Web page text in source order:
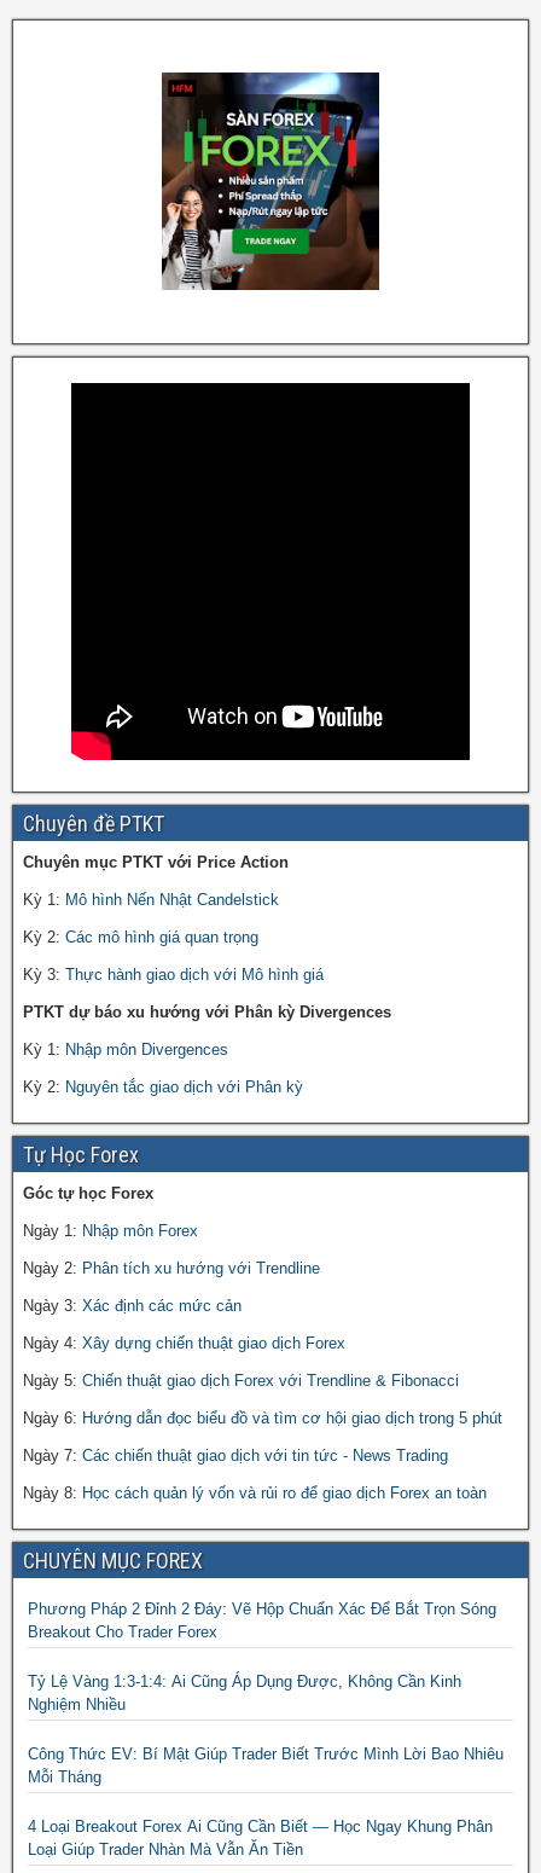
Chuyên đề PTKT
Chuyên mục PTKT với Price Action
Kỳ 1: Mô hình Nến Nhật Candelstick
Kỳ 2: Các mô hình giá quan trọng
Kỳ 3: Thực hành giao dịch với Mô hình giá
PTKT dự báo xu hướng với Phân kỳ Divergences
Kỳ 1: Nhập môn Divergences
Kỳ 2: Nguyên tắc giao dịch với Phân kỳ
Tự Học Forex
Góc tự học Forex
Ngày 1: Nhập môn Forex
Ngày 2: Phân tích xu hướng với Trendline
Ngày 3: Xác định các mức cản
Ngày 4: Xây dựng chiến thuật giao dịch Forex
Ngày 5: Chiến thuật giao dịch Forex với Trendline & Fibonacci
Ngày 6: Hướng dẫn đọc biểu đồ và tìm cơ hội giao dịch trong 5 phút
Ngày 7: Các chiến thuật giao dịch với tin tức - News Trading
Ngày 8: Học cách quản lý vốn và rủi ro để giao dịch Forex an toàn
CHUYÊN MỤC FOREX
Phương Pháp 2 Đỉnh 2 Đáy: Vẽ Hộp Chuẩn Xác Để Bắt Trọn Sóng
Breakout Cho Trader Forex
Tỷ Lệ Vàng 1:3-1:4: Ai Cũng Áp Dụng Được, Không Cần Kinh
Nghiệm Nhiều
Công Thức EV: Bí Mật Giúp Trader Biết Trước Mình Lời Bao Nhiêu
Mỗi Tháng
4 Loại Breakout Forex Ai Cũng Cần Biết — Học Ngay Khung Phân
Loại Giúp Trader Nhàn Mà Vẫn Ăn Tiền